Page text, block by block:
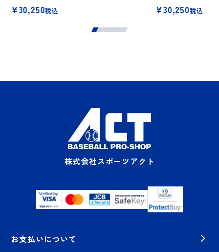
¥30,250税込 ¥30,250税込
株式会社スポーツアクト
お支払いについて